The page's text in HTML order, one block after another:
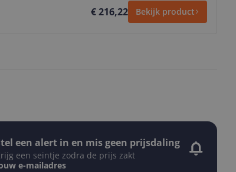
€ 216,22 Bekijk product
een alert in en mis geen prijsdaling
een seintje zodra de prijs zakt
e-mailadres